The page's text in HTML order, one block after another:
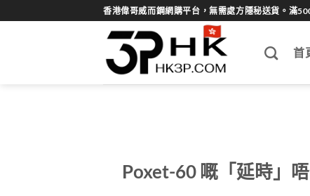
to
香港偉哥威而鋼網購平台，無需處方隱秘送貨。滿
首
Poxet-60 嘅「延時」